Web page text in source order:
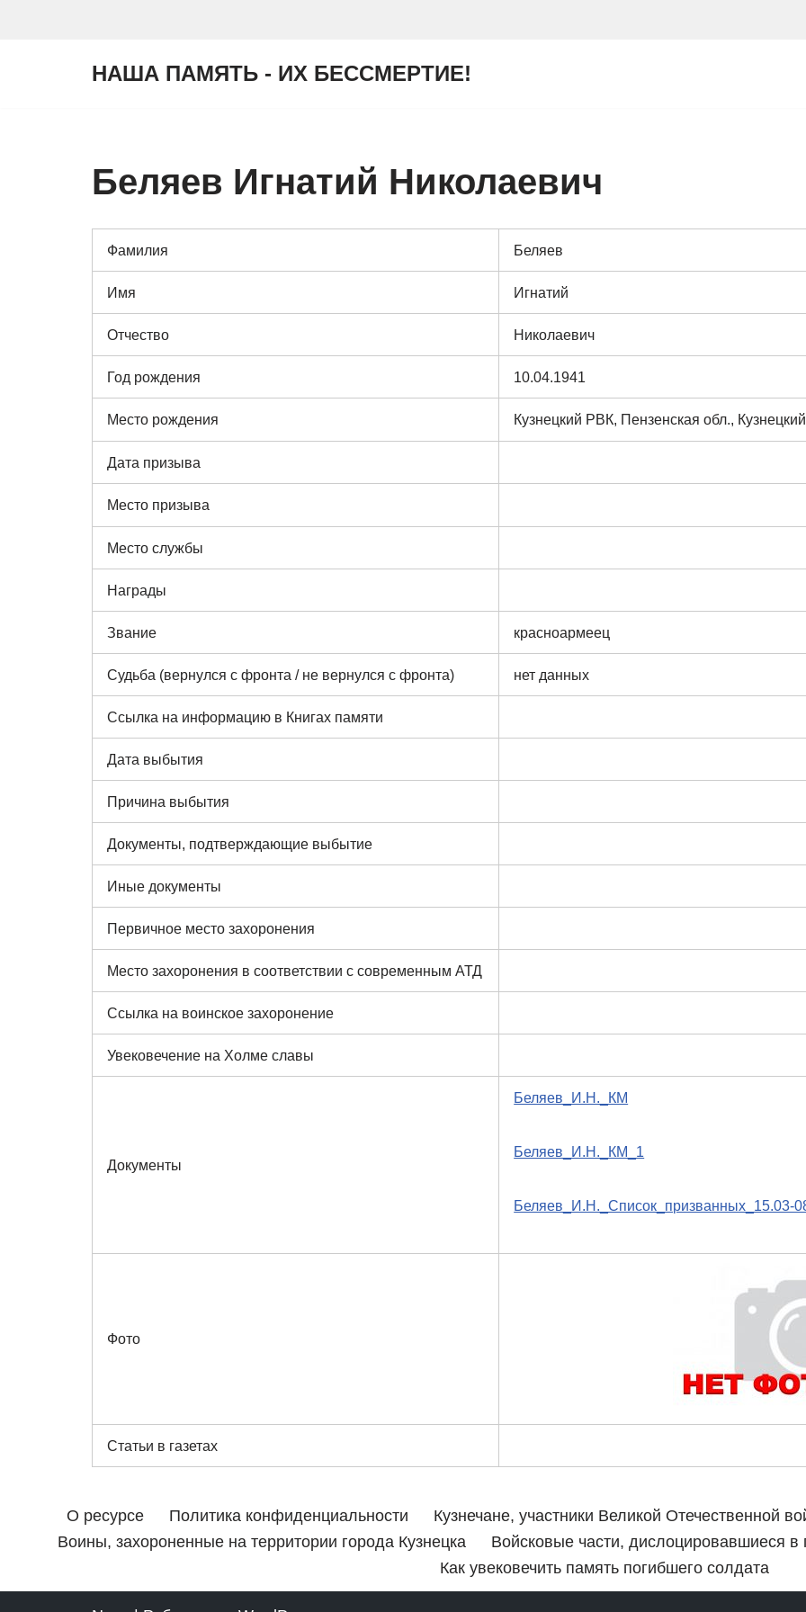
НАША ПАМЯТЬ - ИХ БЕССМЕРТИЕ!
Беляев Игнатий Николаевич
Фамилия Беляев
Имя Игнатий
Отчество Николаевич
Год рождения 10.04.1941
Место рождения Кузнецкий РВК, Пензенская обл.,
Дата призыва
Место призыва
Место службы
Награды
Звание красноармеец
Судьба (вернулся с фронта / не вернулся с фронта) нет данных
Ссылка на информацию в Книгах памяти
Дата выбытия
Причина выбытия
Документы, подтверждающие выбытие
Иные документы
Первичное место захоронения
Место захоронения в соответствии с современным АТД
Ссылка на воинское захоронение
Увековечение на Холме славы
Документы
Беляев_И.Н._КМ
Беляев_И.Н._КМ_1
Беляев_И.Н._Список_призванных_15.03-
Фото
Статьи в газетах
О ресурсе Политика конфиденциальности
Кузнечане, участники Великой Отечественной
Воины, захороненные на территории города Кузнецка
Войсковые части, дислоцировавшиеся в
Как увековечить память погибшего солдата